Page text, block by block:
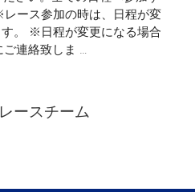
ース参加の時は、日程が変
。 ※日程が変更になる場合
ご連絡致しま …
ースチーム